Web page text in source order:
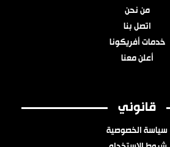
من نحن
اتصل بنا
خدمات أفريكونا
أعلن معنا
قانوني
سياسة الخصوصية